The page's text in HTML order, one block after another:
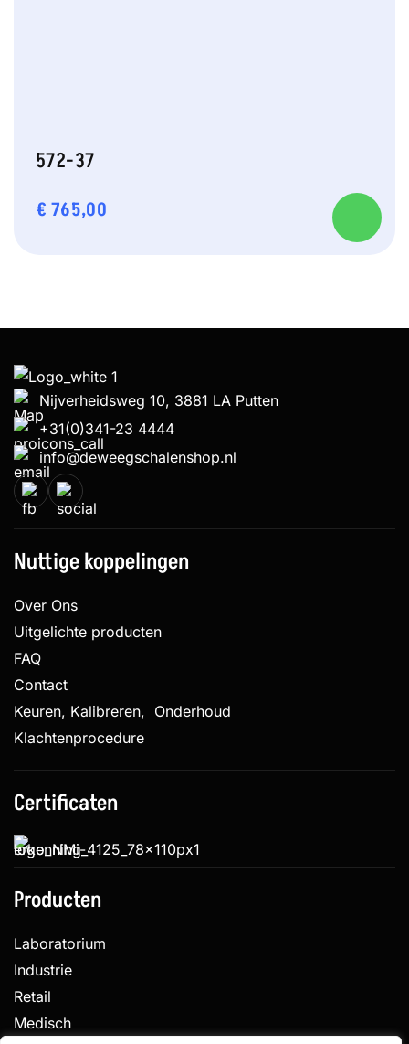
572-37
€ 765,00
Nijverheidsweg 10, 3881 LA Putten
+31(0)341-23 4444
info@deweegschalenshop.nl
Nuttige koppelingen
Over Ons
Uitgelichte producten
FAQ
Contact
Keuren, Kalibreren, Onderhoud
Klachtenprocedure
Certificaten
Producten
Laboratorium
Industrie
Retail
Medisch